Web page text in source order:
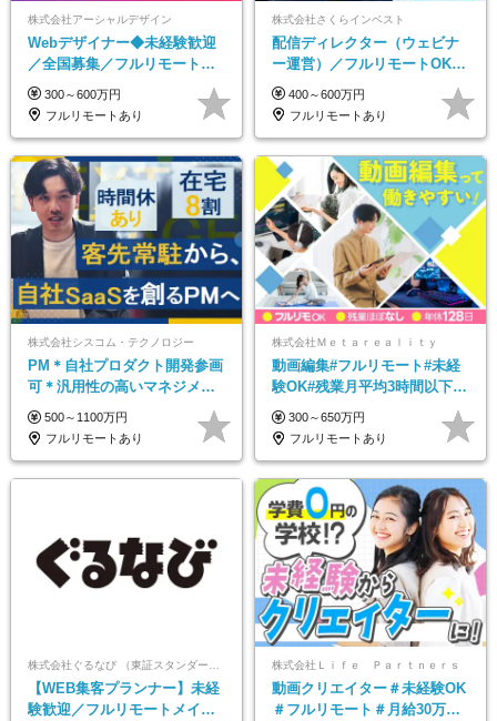
株式会社アーシャルデザイン
Webデザイナー◆未経験歓迎
／全国募集／フルリモート／
最大6ヵ月の実践型研修／月給
25万円以上
300～600万円
フルリモートあり
株式会社さくらインベスト
配信ディレクター（ウェビナ
ー運営）／フルリモートOK／
土日祝休み／年休123日／年収
600万円可
400～600万円
フルリモートあり
株式会社シスコム・テクノロジー
PM＊自社プロダクト開発参画
可＊汎用性の高いマネジメン
トスキル＊年収1000万以上可
500～1100万円
フルリモートあり
株式会社Ｍｅｔａｒｅａｌｉｔｙ
動画編集#フルリモート#未経
験OK#残業月平均3時間以下#
土日祝休み#年休128日
300～650万円
フルリモートあり
株式会社ぐるなび （東証スタンダード上場）
【WEB集客プランナー】未経
験歓迎／フルリモートメイン
株式会社Ｌｉｆｅ Ｐａｒｔｎｅｒｓ
動画クリエイター＃未経験OK
＃フルリモート＃月給30万～#